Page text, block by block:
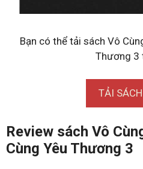
Bạn có thể tải sách Vô
Thương 3
TẢI
Review sách Vô
Cùng Yêu Thương 3